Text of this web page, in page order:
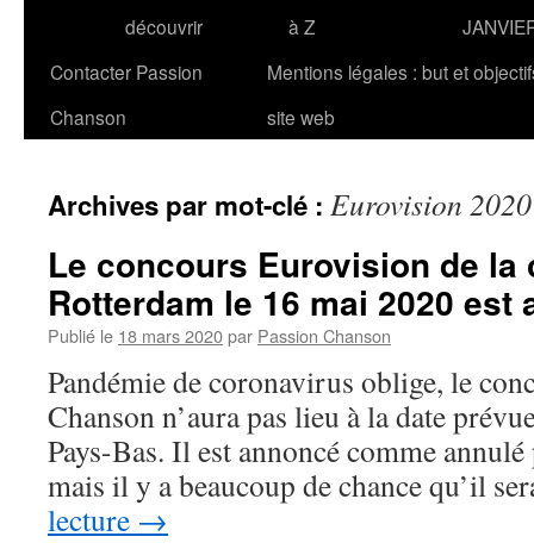
découvrir
à Z
Contacter Passion
Chanson
Mentions légales : but et
site web
Archives par mot-clé : Eurovision 2020
Le concours Eurovision de la
Rotterdam le 16 mai 2020 est
Publié le 18 mars 2020par Passion Chanson
Pandémie de coronavirus oblige, le
Chanson n’aura pas lieu à la date
Pays-Bas. Il est annoncé comme
mais il y a beaucoup de chance qu’il
lecture →